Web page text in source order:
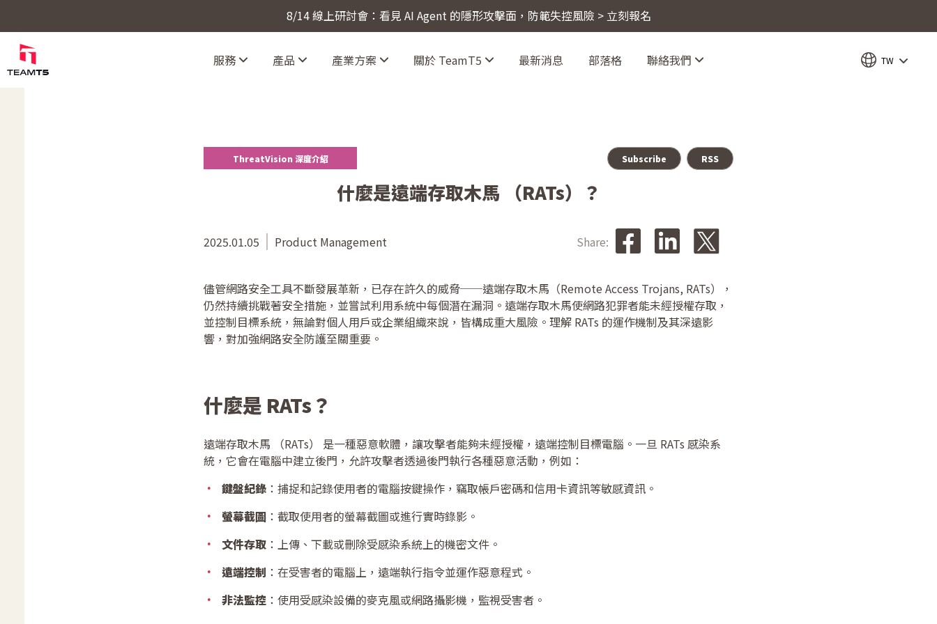
8/14 線上研討會：看見 AI Agent 的隱形攻擊面，防範失控風險 > 立刻報名
服務 產品 產業方案 關於 TeamT5 最新消息 部落格 聯絡我們 TW
ThreatVision 深度介紹 Subscribe RSS
什麼是遠端存取木馬 （RATs）？
2025.01.05 Product Management Share:
儘管網路安全工具不斷發展革新，已存在許久的威脅──遠端存取木馬（Remote Access Trojans, RATs），
仍然持續挑戰著安全措施，並嘗試利用系統中每個潛在漏洞。遠端存取木馬使網路犯罪者能未經授權存取，
並控制目標系統，無論對個人用戶或企業組織來說，皆構成重大風險。理解 RATs 的運作機制及其深遠影
響，對加強網路安全防護至關重要。
什麼是 RATs？
遠端存取木馬 （RATs） 是一種惡意軟體，讓攻擊者能夠未經授權，遠端控制目標電腦。一旦 RATs 感染系
統，它會在電腦中建立後門，允許攻擊者透過後門執行各種惡意活動，例如：
鍵盤紀錄 ：捕捉和記錄使用者的電腦按鍵操作，竊取帳戶密碼和信用卡資訊等敏感資訊。
螢幕截圖 ：截取使用者的螢幕截圖或進行實時錄影。
文件存取 ：上傳、下載或刪除受感染系統上的機密文件。
遠端控制 ：在受害者的電腦上，遠端執行指令並運作惡意程式。
非法監控 ：使用受感染設備的麥克風或網路攝影機，監視受害者。